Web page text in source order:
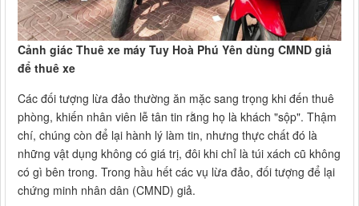
Cảnh giác Thuê xe máy Tuy Hoà Phú Yên dùng CMND giả
để thuê xe
Các đối tượng lừa đảo thường ăn mặc sang trọng khi đến thuê
phòng, khiến nhân viên lễ tân tin rằng họ là khách "sộp". Thậm
chí, chúng còn để lại hành lý làm tin, nhưng thực chất đó là
những vật dụng không có giá trị, đôi khi chỉ là túi xách cũ không
có gì bên trong. Trong hầu hết các vụ lừa đảo, đối tượng để lại
chứng minh nhân dân (CMND) giả.